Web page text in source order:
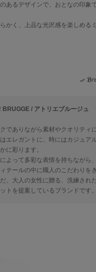
あるデザインで、おとなの印象で
かく、上品な光沢感を楽しめる
BRUGGE / アトリエブルージュ
でありながら素材やクオリティ
エレガントに、時にはカジュア
に彩ります。
よって多彩な表情を持ちながら
テールの中に職人のこだわりを
、大人の女性に贈る、洗練され
トを提案しているブランドです。